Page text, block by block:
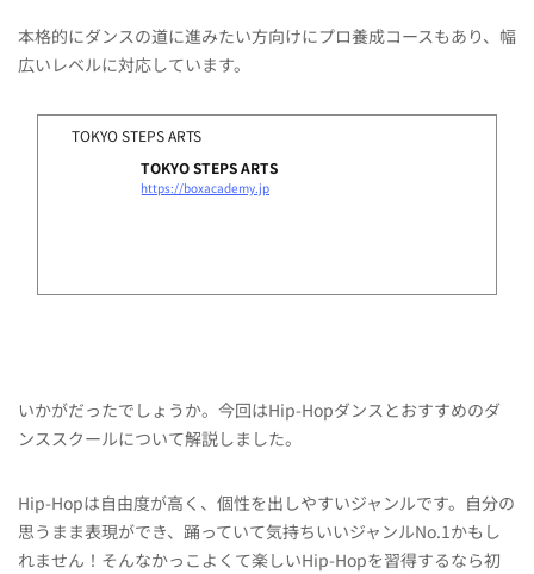
本格的にダンスの道に進みたい方向けにプロ養成コースもあり、幅
広いレベルに対応しています。
TOKYO STEPS ARTS
TOKYO STEPS ARTS
https://boxacademy.jp
いかがだったでしょうか。今回はHip-Hopダンスとおすすめのダ
ンススクールについて解説しました。
Hip-Hopは自由度が高く、個性を出しやすいジャンルです。自分の
思うまま表現ができ、踊っていて気持ちいいジャンルNo.1かもし
れません！そんなかっこよくて楽しいHip-Hopを習得するなら初